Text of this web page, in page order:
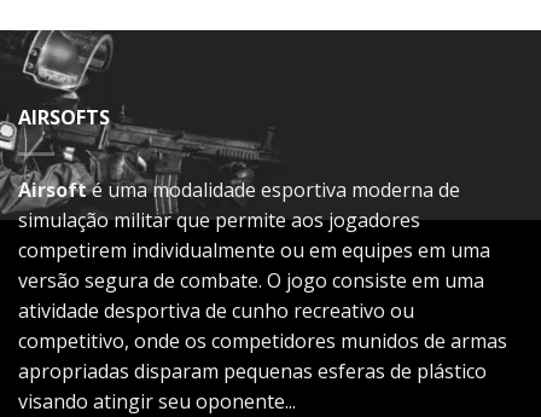
AIRSOFTS
Airsofté uma modalidade esportiva moderna de
simulação militar que permite aos jogadores
competirem individualmente ou em equipes em uma
versão segura de combate. O jogo consiste em uma
atividade desportiva de cunho recreativo ou
competitivo, onde os competidores munidos de armas
apropriadas disparam pequenas esferas de plástico
visando atingir seu oponente...